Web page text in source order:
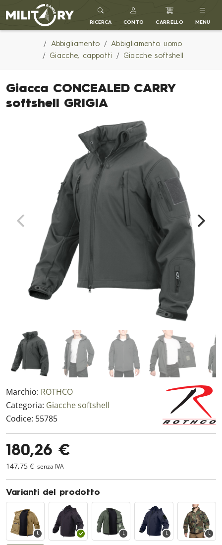
MILITARY RANGE IT
RICERCA CONTO CARRELLO MENU
Abbigliamento
Abbigliamento uomo
Giacche, cappotti
Giacche softshell
Giacca CONCEALED CARRY
softshell GRIGIA
Marchio: ROTHCO
Categoria: Giacche softshell
Codice: 55785
180,26 €
147,75 € senza IVA
Varianti del prodotto